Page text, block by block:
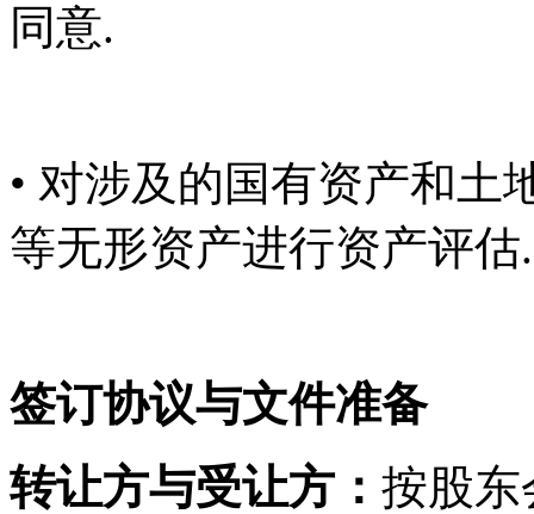
同意.
• 对涉及的国有资产和土
等无形资产进行资产评估.
签订协议与文件准备
转让方与受让方： 按股东